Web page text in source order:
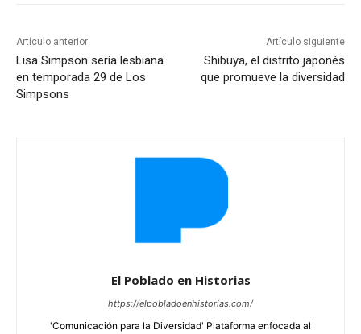
Artículo anterior
Lisa Simpson sería lesbiana
en temporada 29 de Los
Simpsons
Artículo siguiente
Shibuya, el distrito japonés
que promueve la diversidad
El Poblado en Historias
https://elpobladoenhistorias.com/
'Comunicación para la Diversidad' Plataforma enfocada al